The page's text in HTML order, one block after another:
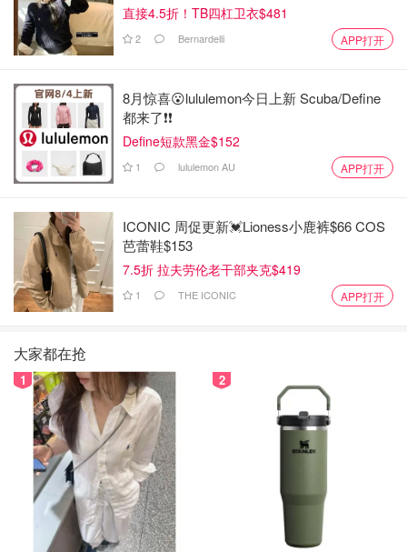
直接4.5折！TB四杠卫衣$481
2 Bernardelli APP打开
8月惊喜😮lululemon今日上新 Scuba/Define
都来了❗️❗️
Define短款黑金$152
1 lululemon AU APP打开
ICONIC 周促更新💓Lioness小鹿裤$66 COS
芭蕾鞋$153
7.5折 拉夫劳伦老干部夹克$419
1 THE ICONIC APP打开
大家都在抢
1 2